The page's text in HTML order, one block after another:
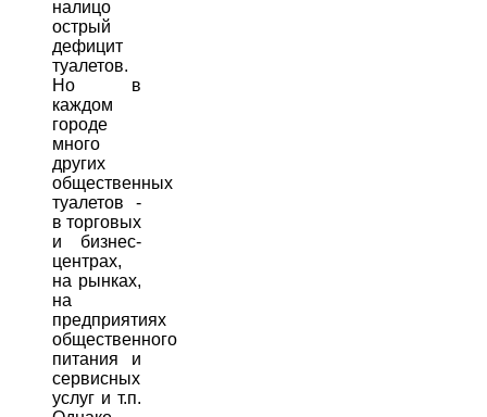
налицо
острый
дефицит
туалетов.
Но в
каждом
городе
много
других
общественных
туалетов -
в торговых
и бизнес-
центрах,
на рынках,
на
предприятиях
общественного
питания и
сервисных
услуг и т.п.